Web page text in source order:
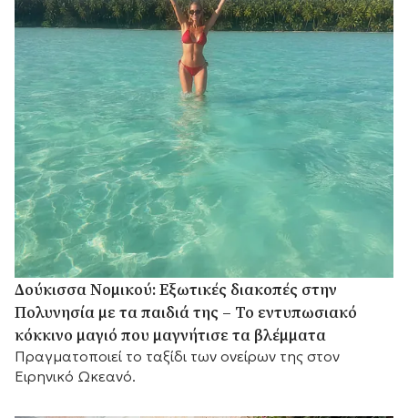
Δούκισσα Νομικού: Εξωτικές διακοπές στην
Πολυνησία με τα παιδιά της – Το εντυπωσιακό
κόκκινο μαγιό που μαγνήτισε τα βλέμματα
Πραγματοποιεί το ταξίδι των ονείρων της στον
Ειρηνικό Ωκεανό.